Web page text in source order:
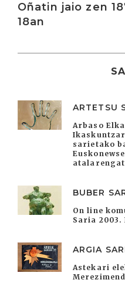
Oñatin jaio zen
18an
ARTETSU
Arbaso
sarietako
BUBER
On line
Saria 2003.
ARGIA
Astekari